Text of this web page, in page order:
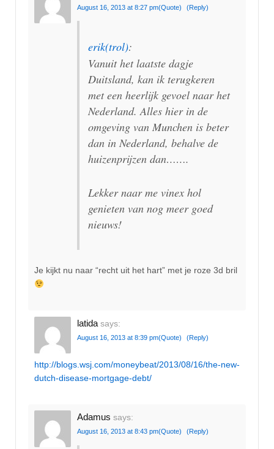
August 16, 2013 at 8:27 pm(Quote) (Reply)
erik(trol):
Vanuit het laatste dagje
Duitsland, kan ik terugkeren
met een heerlijk gevoel naar het
Nederland. Alles hier in de
omgeving van Munchen is beter
dan in Nederland, behalve de
huizenprijzen dan…….
Lekker naar me vinex hol
genieten van nog meer goed
nieuws!
Je kijkt nu naar “recht uit het hart” met je roze 3d bril
latida says:
August 16, 2013 at 8:39 pm(Quote) (Reply)
http://blogs.wsj.com/moneybeat/2013/08/16/the-new-
dutch-disease-mortgage-debt/
Adamus says:
August 16, 2013 at 8:43 pm(Quote) (Reply)